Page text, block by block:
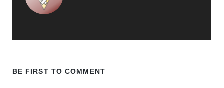
BE FIRST TO COMMENT